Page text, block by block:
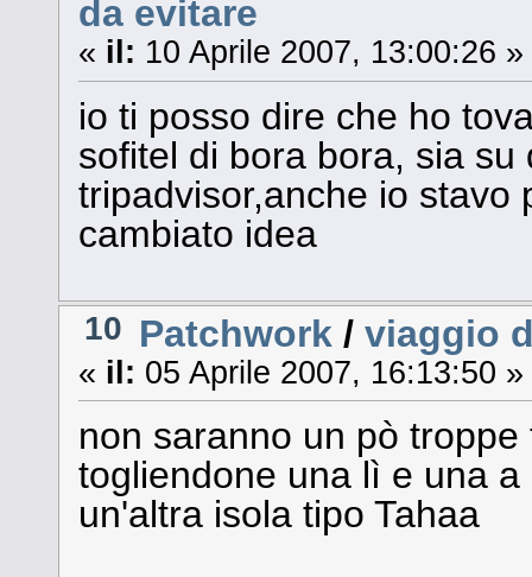
da evitare
« il: 10 Aprile 2007, 13:00:26 »
io ti posso dire che ho
sofitel di bora bora, sia su
tripadvisor,anche io stavo
cambiato idea
10 Patchwork /viaggio
« il: 05 Aprile 2007, 16:13:50 »
non saranno un pò
togliendone una lì e una
un'altra isola tipo Tahaa